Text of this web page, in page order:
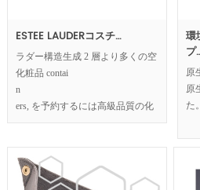
ESTEE LAUDERコスチ…
ラダー構造生成 2 層より多くの空
化粧品 contai
n
ers, を予約するには高級品質の化
粧品のコンテンツを宣伝する主な
環
プ
原
原
た。